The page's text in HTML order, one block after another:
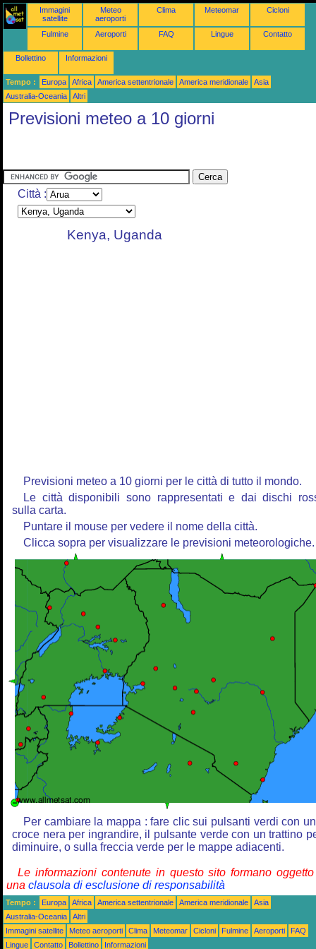
Immagini
satellite
Meteo
aeroporti
Clima Meteomar Cicloni
Fulmine Aeroporti FAQ Lingue Contatto
Bollettino Informazioni
Tempo : Europa Africa America settentrionale America meridionale
Asia
Australia-Oceania
Altri
Previsioni meteo a 10 giorni
Città :
Kenya, Uganda
Previsioni meteo a 10 giorni per le città di tutto il mondo.
Le città disponibili sono rappresentati e dai dischi
sulla carta.
Puntare il mouse per vedere il nome della città.
Clicca sopra per visualizzare le previsioni meteorologiche.
Per cambiare la mappa : fare clic sui pulsanti verdi con
croce nera per ingrandire, il pulsante verde con un trattino
diminuire, o sulla freccia verde per le mappe adiacenti.
Le informazioni contenute in questo sito formano
una clausola di esclusione di responsabilità
Tempo : Europa Africa America settentrionale America meridionale
Asia
Australia-Oceania
Altri
Immagini satellite
Meteo aeroporti Clima Meteomar Cicloni Fulmine Aeroporti
FAQ
Lingue
Contatto Bollettino Informazioni